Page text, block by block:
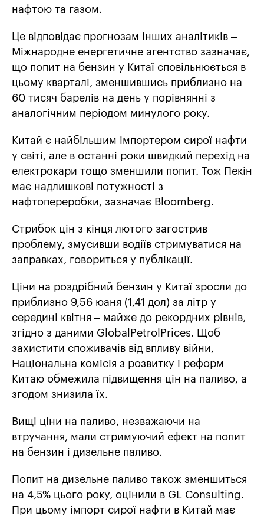
нафтою та газом.
Це відповідає прогнозам інших аналітиків –
Міжнародне енергетичне агентство зазначає,
що попит на бензин у Китаї сповільнюється в
цьому кварталі, зменшившись приблизно на
60 тисяч барелів на день у порівнянні з
аналогічним періодом минулого року.
Китай є найбільшим імпортером сирої нафти
у світі, але в останні роки швидкий перехід на
електрокари тощо зменшили попит. Тож Пекін
має надлишкові потужності з
нафтопереробки, зазначає Bloomberg.
Стрибок цін з кінця лютого загострив
проблему, змусивши водіїв стримуватися на
заправках, говориться у публікації.
Ціни на роздрібний бензин у Китаї зросли до
приблизно 9,56 юаня (1,41 дол) за літр у
середині квітня – майже до рекордних рівнів,
згідно з даними GlobalPetrolPrices. Щоб
захистити споживачів від впливу війни,
Національна комісія з розвитку і реформ
Китаю обмежила підвищення цін на паливо, а
згодом знизила їх.
Вищі ціни на паливо, незважаючи на
втручання, мали стримуючий ефект на попит
на бензин і дизельне паливо.
Попит на дизельне паливо також зменшиться
на 4,5% цього року, оцінили в GL Consulting.
При цьому імпорт сирої нафти в Китай має